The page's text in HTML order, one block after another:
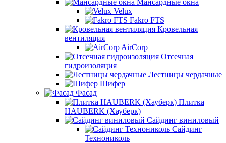
Мансардные окна
Velux
Fakro FTS
Кровельная
вентиляция
AirCorp
Отсечная
гидроизоляция
Лестницы чердачные
Шифер
Фасад
Плитка
HAUBERK (Хауберк)
Сайдинг виниловый
Сайдинг
Технониколь